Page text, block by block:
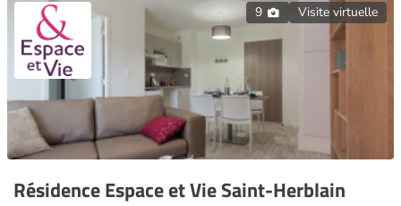
9 Visite virtuelle
Résidence Espace et Vie Saint-Herblain